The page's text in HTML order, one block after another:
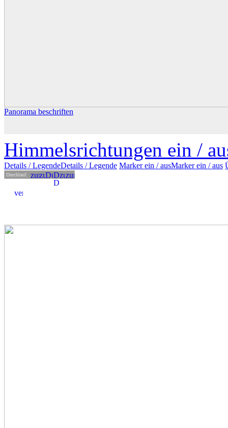
Panorama beschriften
Himmelsrichtungen ein /
Details / LegendeDetails /Legende Marker ein /ausMarkerein / aus
Durchlauf: